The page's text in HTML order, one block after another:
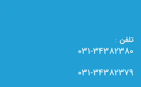
تلفن :
031-34382380
031-34382379